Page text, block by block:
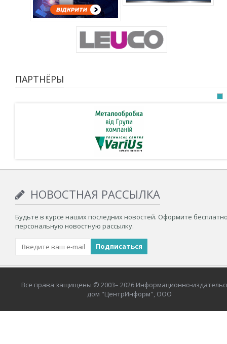
ПАРТНЁРЫ
НОВОСТНАЯ РАССЫЛКА
Будьте в курсе наших последних новостей. Оформите
персональную новостную рассылку.
Все права защищены © 2003– 2026 Информационно-
дом "ЦентрИнформ", ООО